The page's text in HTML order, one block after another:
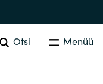
Otsi Menüü